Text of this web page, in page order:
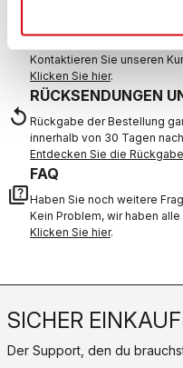
email
Kontaktieren Sie unseren
Klicken Sie hier.
replay
RÜCKSENDUNGEN
Rückgabe der Bestellung
innerhalb von 30 Tagen
Entdecken Sie die
quiz
FAQ
Haben Sie noch weitere
Kein Problem, wir haben alle
Klicken Sie hier.
SICHER
Der Support, den du